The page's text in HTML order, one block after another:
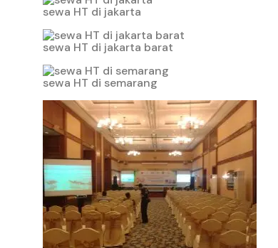
sewa HT di jakarta
sewa HT di jakarta barat
sewa HT di semarang